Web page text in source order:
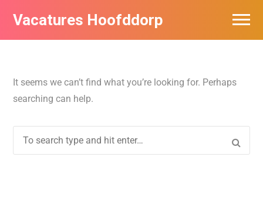
Vacatures Hoofddorp
It seems we can’t find what you’re looking for. Perhaps
searching can help.
Vacatures per bedrijf in Hoofddorp